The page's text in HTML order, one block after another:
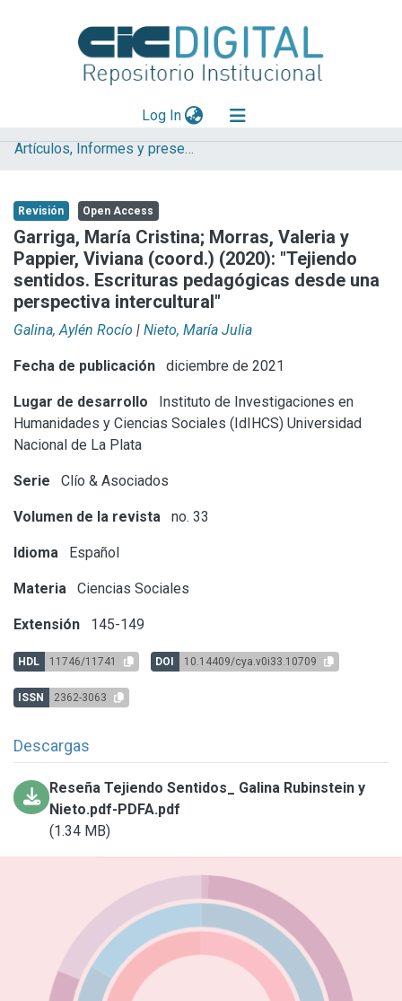
Log In(current)
Explorar
Aportar material
Statistics
Artículos, Informes y presentaciones en Congresos (UNLP)
Revisión Open Access
Garriga, María Cristina; Morras, Valeria y
Pappier, Viviana (coord.) (2020): "Tejiendo
sentidos. Escrituras pedagógicas desde una
perspectiva intercultural"
Galina, Aylén Rocío | Nieto, María Julia
Fecha de publicación diciembre de 2021
Lugar de desarrollo
Instituto de Investigaciones en
Humanidades y Ciencias Sociales (IdIHCS) Universidad
Nacional de La Plata
Serie Clío & Asociados
Volumen de la revista no. 33
Idioma Español
Materia Ciencias Sociales
Extensión 145-149
HDL 11746/11741 DOI 10.14409/cya.v0i33.10709
ISSN 2362-3063
Descargas
Reseña Tejiendo Sentidos_ Galina Rubinstein y
Nieto.pdf-PDFA.pdf
(1.34 MB)